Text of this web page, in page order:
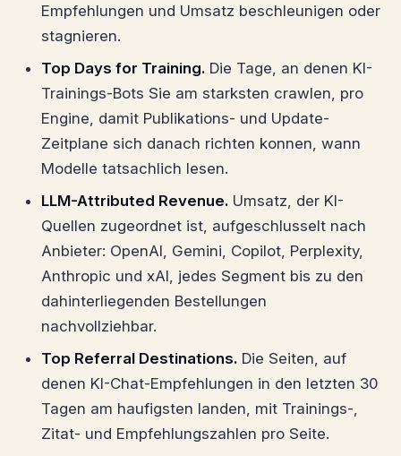
Empfehlungen und Umsatz beschleunigen oder
stagnieren.
Top Days for Training. Die Tage, an denen KI-
Trainings-Bots Sie am starksten crawlen, pro
Engine, damit Publikations- und Update-
Zeitplane sich danach richten konnen, wann
Modelle tatsachlich lesen.
LLM-Attributed Revenue. Umsatz, der KI-
Quellen zugeordnet ist, aufgeschlusselt nach
Anbieter: OpenAI, Gemini, Copilot, Perplexity,
Anthropic und xAI, jedes Segment bis zu den
dahinterliegenden Bestellungen
nachvollziehbar.
Top Referral Destinations. Die Seiten, auf
denen KI-Chat-Empfehlungen in den letzten 30
Tagen am haufigsten landen, mit Trainings-,
Zitat- und Empfehlungszahlen pro Seite.